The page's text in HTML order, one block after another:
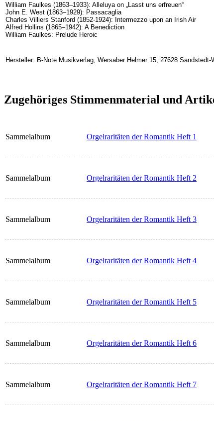
William Faulkes (1863–1933): Alleluya on „Lasst uns erfreuen“
John E. West (1863–1929): Passacaglia
Charles Villiers Stanford (1852-1924): Intermezzo upon an Irish Air
Alfred Hollins (1865–1942): A Benediction
William Faulkes: Prelude Heroic
Hersteller: B-Note Musikverlag, Wersaber Helmer 15, 27628
Zugehöriges Stimmenmaterial und
Sammelalbum Orgelraritäten der Romantik Heft 1
Sammelalbum Orgelraritäten der Romantik Heft 2
Sammelalbum Orgelraritäten der Romantik Heft 3
Sammelalbum Orgelraritäten der Romantik Heft 4
Sammelalbum Orgelraritäten der Romantik Heft 5
Sammelalbum Orgelraritäten der Romantik Heft 6
Sammelalbum Orgelraritäten der Romantik Heft 7